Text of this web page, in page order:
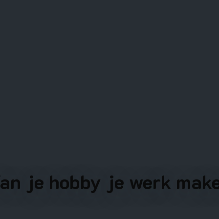
je hobby je werk